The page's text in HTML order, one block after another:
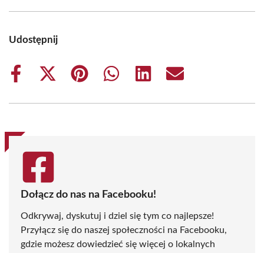
Udostępnij
Share
Share
(Twitter)
Share
Share
Share
Share
Dołącz do nas na Facebooku!
Odkrywaj, dyskutuj i dziel się tym co najlepsze!
Przyłącz się do naszej społeczności na Facebooku,
gdzie możesz dowiedzieć się więcej o lokalnych